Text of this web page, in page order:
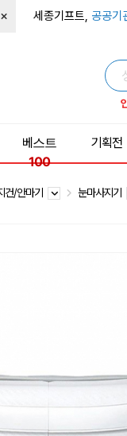
× 세종기프트, 공공기
베스트
100
기획전
건/안마기 눈마사지기